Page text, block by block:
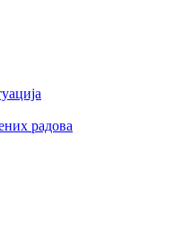
радова